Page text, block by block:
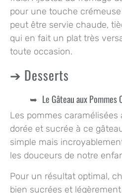
pour une touche
peut être servie chaude,
qui en fait un plat très
toute occasion.
Desserts
Le Gâteau aux Pommes
Les pommes
dorée et sucrée à ce
simple mais
les douceurs de notre
Pour un résultat optimal,
bien sucrées et